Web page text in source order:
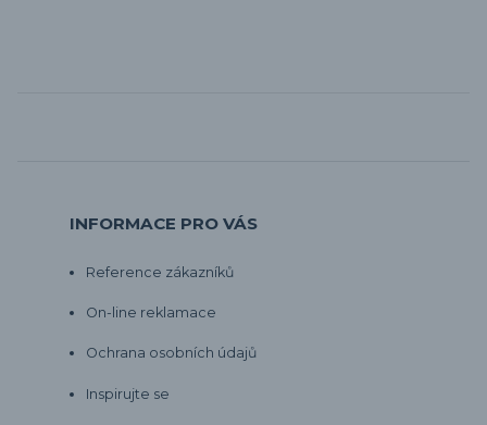
INFORMACE PRO VÁS
Reference zákazníků
On-line reklamace
Ochrana osobních údajů
Inspirujte se